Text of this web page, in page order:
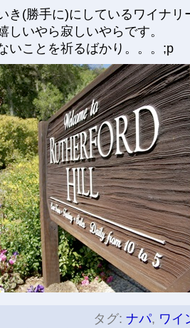
き(勝手に)にしているワイナ
しいやら寂しいやらです。
いことを祈るばかり。。。;p
タグ: ナパ, ワイ